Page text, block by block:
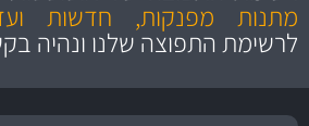
והיצעמתנות מפנקות, חדשות
לרשימת התפוצה שלנו ונהיה